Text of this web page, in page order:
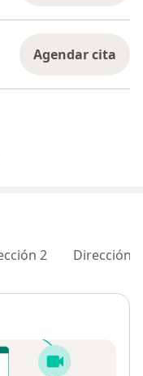
Agendar cita
2 Dirección 3